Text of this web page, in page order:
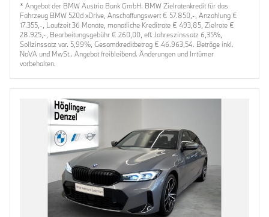
* Angebot der BMW Austria Bank GmbH. BMW Zielratenkredit für das
Fahrzeug BMW 520d xDrive, Anschaffungswert € 57.850,-, Anzahlung €
17.355,-, Laufzeit 36 Monate, monatliche Kreditrate € 493,85, Zielrate €
28.925,-, Bearbeitungsgebühr € 260,00, eff. Jahreszinssatz 6,35%,
Sollzinssatz var. 5,99%, Gesamtkreditbetrag € 46.963,54. Beträge inkl.
NoVA und MwSt.. Angebot freibleibend. Änderungen und Irrtümer
vorbehalten.